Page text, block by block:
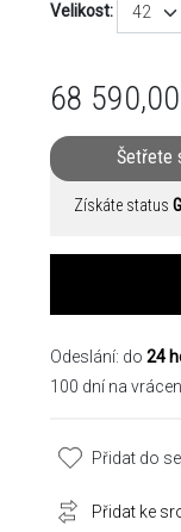
Velikost: 42
68 590,00
Šetřete
Získáte status
Odeslání: do 24
100 dní na
Přidat do
Přidat ke